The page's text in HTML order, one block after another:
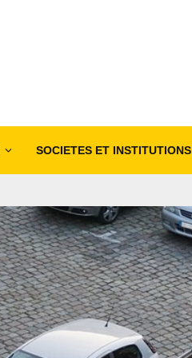
SOCIETES ET INSTITUTIONS